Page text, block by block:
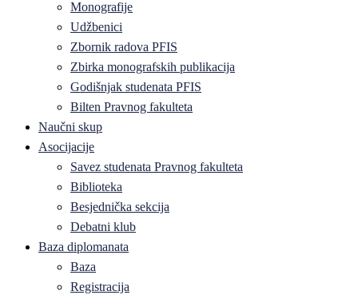
Monografije
Udžbenici
Zbornik radova PFIS
Zbirka monografskih publikacija
Godišnjak studenata PFIS
Bilten Pravnog fakulteta
Naučni skup
Asocijacije
Savez studenata Pravnog fakulteta
Biblioteka
Besjednička sekcija
Debatni klub
Baza diplomanata
Baza
Registracija